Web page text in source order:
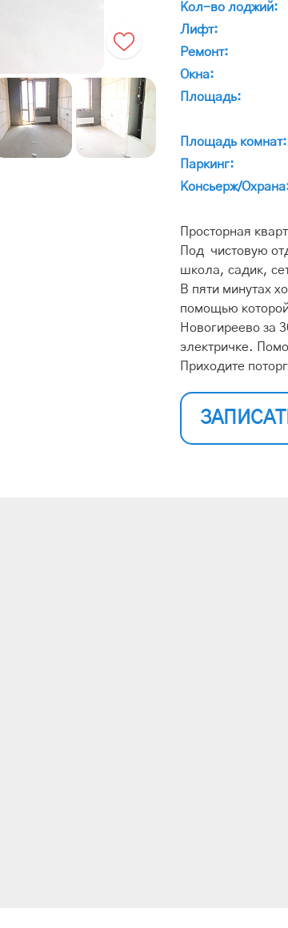
Кол-во лоджий:
Лифт:
Ремонт:
Окна:
Площадь:
Площадь комнат:
Паркинг:
Консьерж/
Просторная
Под чистовую
школа, садик,
В пяти минутах
помощью
Новогиреево за
электричке.
Приходите